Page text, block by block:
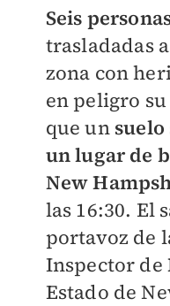
Seis
trasladadas
zona con
en peligro
que un
un lugar de
New
las 16:30. El
portavoz de
Inspector de
Estado de